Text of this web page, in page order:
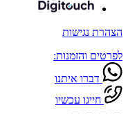
הצהרת נגישות
לפרטים והזמנות:
דברו איתנו
חייגו עכשיו